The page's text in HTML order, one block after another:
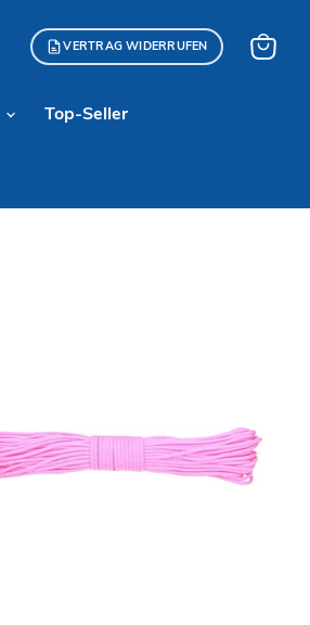
VERTRAG WIDERRUFEN
Top-Seller